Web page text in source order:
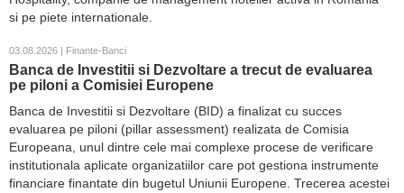
si pe piete internationale.
03.08.2026 | Finante-Banci
Banca de Investitii si Dezvoltare a trecut de evaluarea
pe piloni a Comisiei Europene
Banca de Investitii si Dezvoltare (BID) a finalizat cu succes
evaluarea pe piloni (pillar assessment) realizata de Comisia
Europeana, unul dintre cele mai complexe procese de verificare
institutionala aplicate organizatiilor care pot gestiona instrumente
financiare finantate din bugetul Uniunii Europene. Trecerea acestei